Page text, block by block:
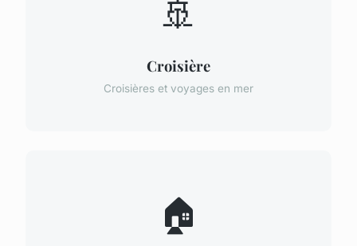
🚢
Croisière
Croisières et voyages en mer
🏠